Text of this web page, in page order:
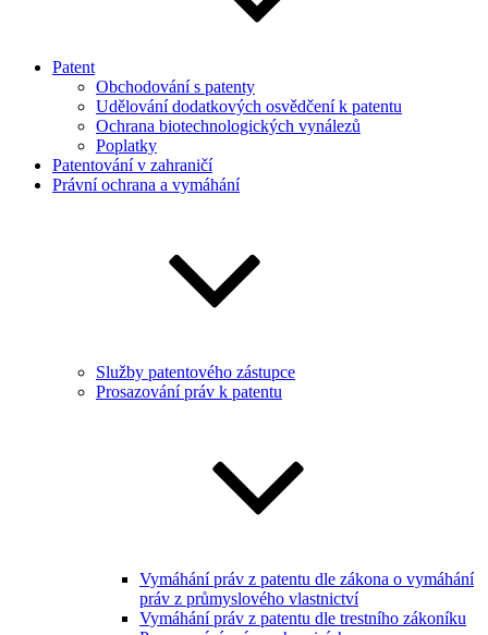
Patent
Obchodování s patenty
Udělování dodatkových osvědčení k patentu
Ochrana biotechnologických vynálezů
Poplatky
Patentování v zahraničí
Právní ochrana a vymáhání
Služby patentového zástupce
Prosazování práv k patentu
Vymáhání práv z patentu dle zákona o vymáhání
práv z průmyslového vlastnictví
Vymáhání práv z patentu dle trestního zákoníku